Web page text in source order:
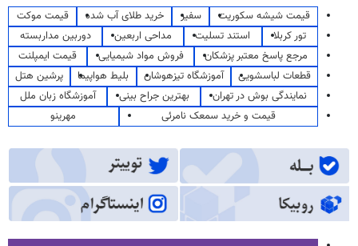
قیمت شیشه سکوریت سفیر خرید طلای آب شده
قیمت موکت
تور کربلا
استند تسلیت مداحی اربعین
دوربین مداربسته
مرجع پاسخ معتبر پزشکان
فروش مواد شیمیایی
قیمت ایمپلنت
قطعات لباسشویی
آموزشگاه تیزهوشان بلیط هواپیما
پرشین هتل
نمایندگی بوش در تهران
بهترین جراح بینی
آموزشگاه زبان ملل
قیمت و خرید سمعک نامرئی
مهرینو